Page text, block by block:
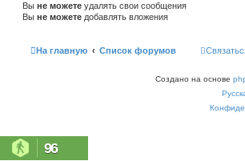
Вы не можете удалять свои сообщения
Вы не можете добавлять вложения
На главную Список форумов
Создано на основе
96